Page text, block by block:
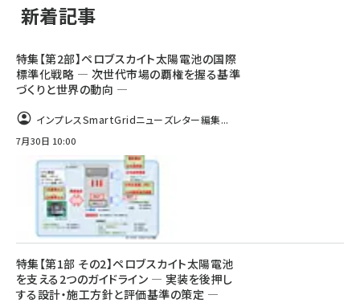
新着記事
特集【第2部】ペロブスカイト太陽電池の国際
標準化戦略 ― 次世代市場の覇権を握る基準
づくりと世界の動向 ―
インプレスSmartGridニューズレター編集...
7月30日 10:00
特集【第1部 その2】ペロブスカイト太陽電池
を支える2つのガイドライン ― 実装を後押し
する設計・施工方針と評価基準の策定 ―